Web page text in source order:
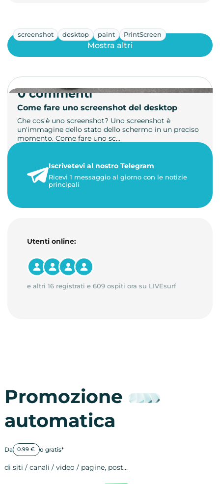
screenshot desktop paint PrintScreen
Come fare uno screenshot del desktop
Che cos'è uno screenshot? Uno screenshot è
un'immagine dello stato dello schermo in un preciso
momento. Come fare uno sc…
1 minuto di lettura
Mostra altri
0 commenti
Iscrivetevi al nostro Telegram
Ricevi 1 messaggio al giorno con le notizie
principali
Utenti online:
e altri 16 registrati e 609 ospiti ora su LIVEsurf
Promozione
automatica
Da 0.99 € o gratis*
di siti / canali / video / pagine, post…